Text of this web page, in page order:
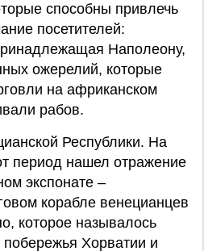
способны привлечь
посетителей:
Наполеону,
ожерелий, которые
на африканском
рабов.
Республики. На
период нашел отражение
экспонате –
корабле венецианцев
которое называлось
побережья Хорватии и